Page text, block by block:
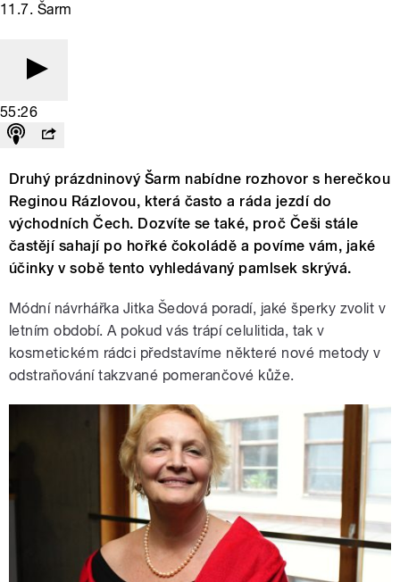
11.7. Šarm
55:26
Druhý prázdninový Šarm nabídne rozhovor s herečkou
Reginou Rázlovou, která často a ráda jezdí do
východních Čech. Dozvíte se také, proč Češi stále
častějí sahají po hořké čokoládě a povíme vám, jaké
účinky v sobě tento vyhledávaný pamlsek skrývá.
Módní návrhářka Jitka Šedová poradí, jaké šperky zvolit v
letním období. A pokud vás trápí celulitida, tak v
kosmetickém rádci představíme některé nové metody v
odstraňování takzvané pomerančové kůže.